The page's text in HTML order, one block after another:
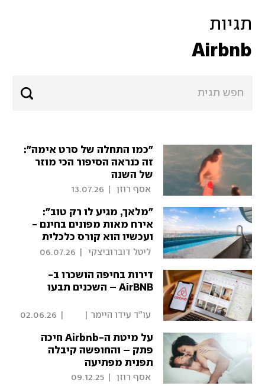
תגיות
Airbnb
"כמו התחלה של סרט אימה":
זה כנראה הסיפור הכי מוזר
של השנה
אסף רוזן 13.07.26
"מלאך, מגיע לו רק טוב":
אירח מאות מפונים בחינם -
ועכשיו הוא קורס כלכלית
ליטל דוברוביצקי 06.07.26
דירות בחיפה הושכרו ב-
AirBNB – השכנים תבעו
02.06.26
על מיטת ה-Airbnb חיכה
פתק – והחופשה קיבלה
תפנית מפתיעה
אסף רוזן 09.12.25